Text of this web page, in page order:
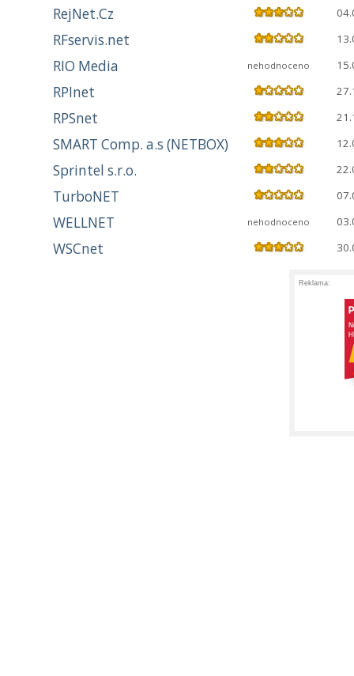
RejNet.Cz
RFservis.net
RIO Media nehodnoceno
RPInet
RPSnet
SMART Comp. a.s (NETBOX)
Sprintel s.r.o.
TurboNET
WELLNET nehodnoceno
WSCnet
Reklama: